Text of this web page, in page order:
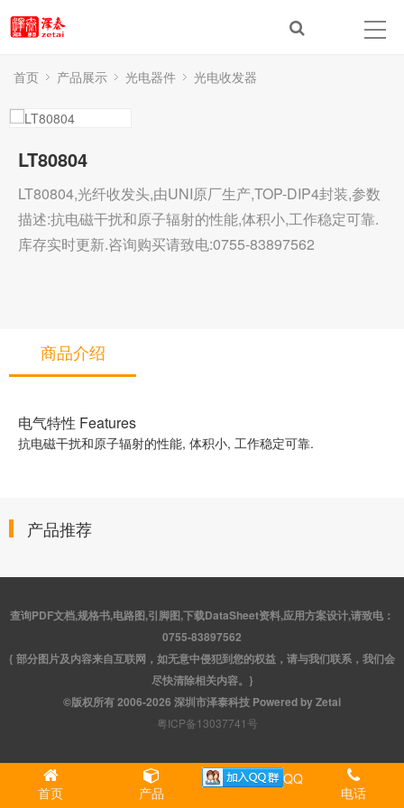
首页 产品展示 光电器件 光电收发器
LT80804
LT80804,光纤收发头,由UNI原厂生产,TOP-DIP4封装,参数
描述:抗电磁干扰和原子辐射的性能,体积小,工作稳定可靠.
库存实时更新.咨询购买请致电:0755-83897562
商品介绍
电气特性 Features
抗电磁干扰和原子辐射的性能, 体积小, 工作稳定可靠.
产品推荐
查询PDF文档,规格书,电路图,引脚图,下载DataSheet资料,应用方案设计,请致电：
0755-83897562
{ 部分图片及内容来自互联网，如无意中侵犯到您的权益，请与我们联系，我们会
尽快清除相关内容。}
©版权所有 2006-2026 深圳市泽泰科技 Powered by Zetai
粤ICP备13037741号
首页 产品
QQ
电话